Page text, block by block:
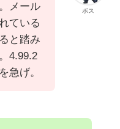
ボス
メール
ている
と踏み
4.99.2
急げ。